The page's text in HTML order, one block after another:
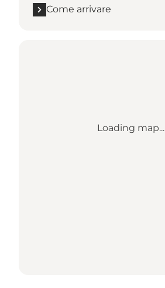
Come arrivare
Loading map...